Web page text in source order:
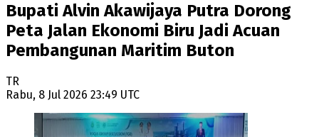
Bupati Alvin Akawijaya Putra Dorong
Peta Jalan Ekonomi Biru Jadi Acuan
Pembangunan Maritim Buton
TR
Rabu, 8 Jul 2026 23:49 UTC